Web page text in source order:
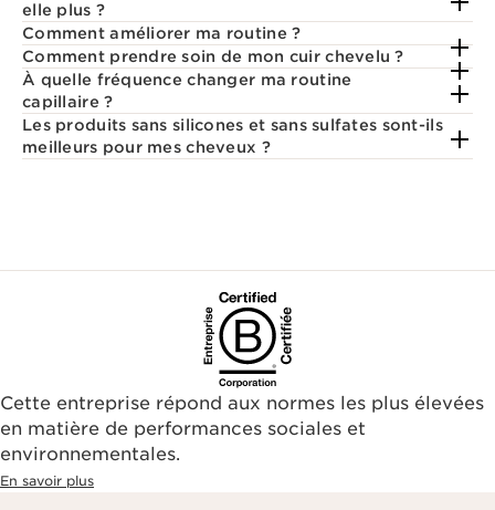
elle plus ?
Comment améliorer ma routine ?
Comment prendre soin de mon cuir chevelu ?
À quelle fréquence changer ma routine
capillaire ?
Les produits sans silicones et sans sulfates sont-ils
meilleurs pour mes cheveux ?
Cette entreprise répond aux normes les plus élevées
en matière de performances sociales et
environnementales.​
En savoir plus